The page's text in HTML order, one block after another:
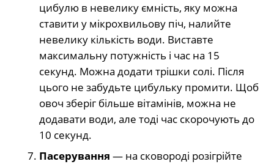
цибулю в невелику ємність, яку можна
ставити у мікрохвильову піч, налийте
невелику кількість води. Виставте
максимальну потужність і час на 15
секунд. Можна додати трішки солі. Після
цього не забудьте цибульку промити. Щоб
овоч зберіг більше вітамінів, можна не
додавати води, але тоді час скорочують до
10 секунд.
Пасерування — на сковороді розігрійте